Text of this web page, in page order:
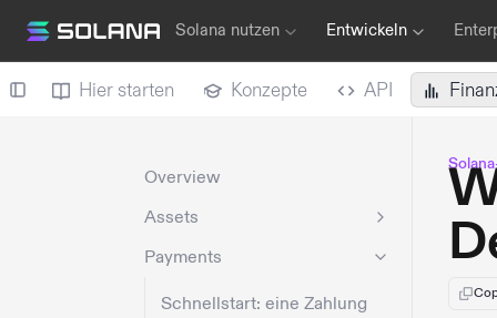
Solana nutzen Entwickeln
Hier starten Konzepte API
Overview
Assets
Payments
Schnellstart: eine Zahlung